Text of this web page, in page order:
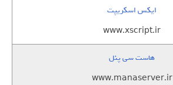
ایکس اسکریپت
www.xscript.ir
هاست سی پنل
www.manaserver.ir